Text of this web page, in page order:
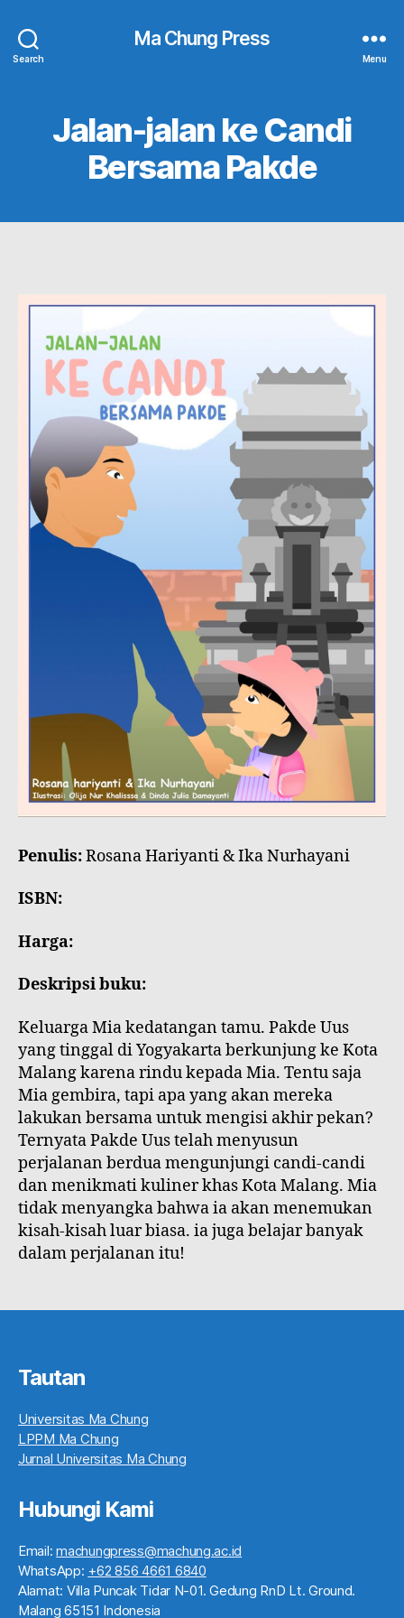
Search
Ma Chung Press
Menu
Jalan-jalan ke Candi
Bersama Pakde
Penulis:Rosana Hariyanti & Ika Nurhayani
ISBN:
Harga:
Deskripsi buku:
Keluarga Mia kedatangan tamu. Pakde Uus
yang tinggal di Yogyakarta berkunjung ke Kota
Malang karena rindu kepada Mia. Tentu saja
Mia gembira, tapi apa yang akan mereka
lakukan bersama untuk mengisi akhir pekan?
Ternyata Pakde Uus telah menyusun
perjalanan berdua mengunjungi candi-candi
dan menikmati kuliner khas Kota Malang. Mia
tidak menyangka bahwa ia akan menemukan
kisah-kisah luar biasa. ia juga belajar banyak
dalam perjalanan itu!
Tautan
Universitas Ma Chung
LPPM Ma Chung
Jurnal Universitas Ma Chung
Hubungi Kami
Email:machungpress@machung.ac.id
WhatsApp: +62 856 4661 6840
Alamat: Villa Puncak Tidar N-01. Gedung RnD Lt. Ground.
Malang 65151 Indonesia